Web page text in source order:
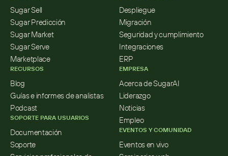
Sugar Sell
Sugar Predicción
Sugar Market
Sugar Serve
Marketplace
RECURSOS
Blog
Guías e informes de analistas
Podcast
SOPORTE PARA USUARIOS
Documentación
Soporte
Despliegue
Migración
Seguridad y cumplimiento
Integraciones
ERP
EMPRESA
Acerca de SugarAI
Liderazgo
Noticias
Empleo
EVENTOS Y COMUNIDAD
Eventos en vivo